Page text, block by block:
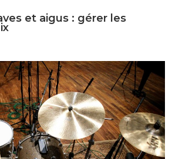
et aigus : gérer les